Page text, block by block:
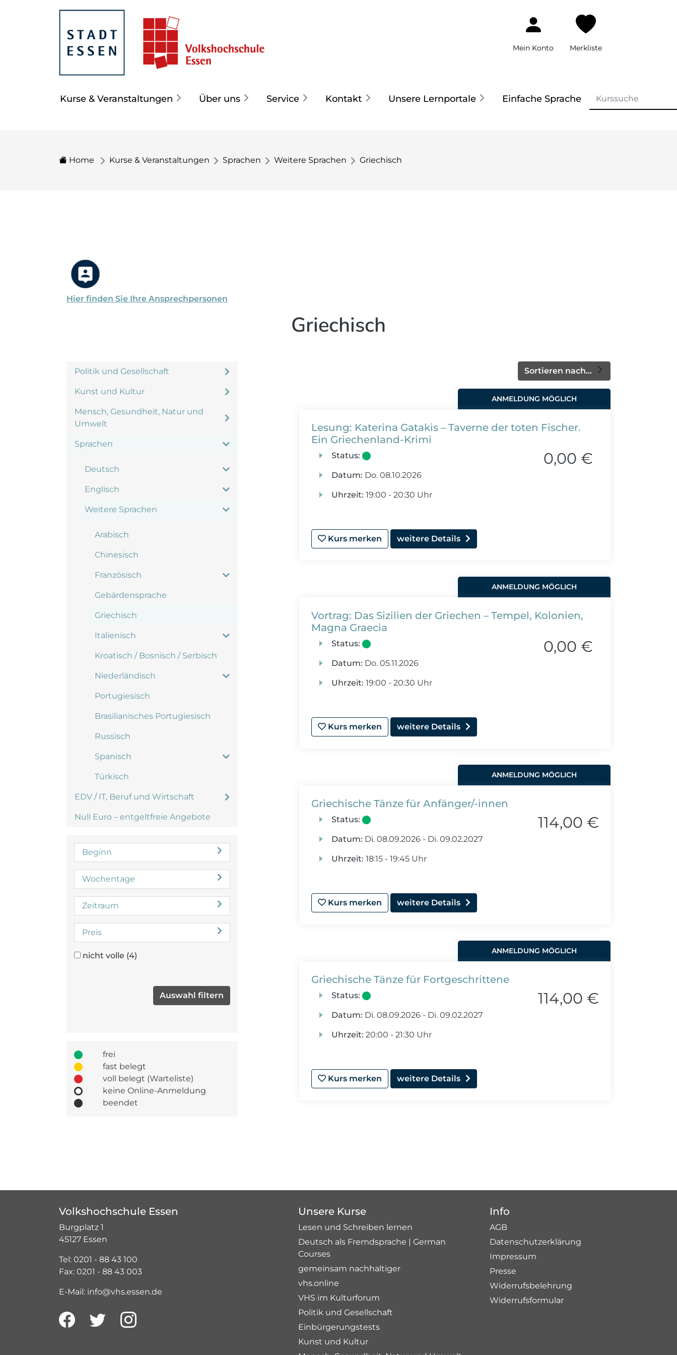
Mein Konto Merkliste
Kurse & Veranstaltungen Über uns Service Kontakt Unsere Lernportale Einfache Sprache
Home Kurse & Veranstaltungen Sprachen Weitere Sprachen Griechisch
Hier finden Sie Ihre Ansprechpersonen
Griechisch
Politik und Gesellschaft
Kunst und Kultur
Mensch, Gesundheit, Natur und
Umwelt
Sprachen
Deutsch
Englisch
Weitere Sprachen
Arabisch
Chinesisch
Französisch
Gebärdensprache
Griechisch
Italienisch
Kroatisch / Bosnisch / Serbisch
Niederländisch
Portugiesisch
Brasilianisches Portugiesisch
Russisch
Spanisch
Türkisch
EDV / IT, Beruf und Wirtschaft
Null Euro – entgeltfreie Angebote
Beginn
Wochentage
Zeitraum
Preis
nicht volle (4)
frei
fast belegt
voll belegt (Warteliste)
keine Online-Anmeldung
beendet
Sortieren nach...
ANMELDUNG MÖGLICH
Lesung: Katerina Gatakis – Taverne der toten Fischer.
Ein Griechenland-Krimi
Status:
Datum: Do.08.10.2026
Uhrzeit: 19:00 - 20:30 Uhr
0,00 €
Kurs merken weitere Details
ANMELDUNG MÖGLICH
Vortrag: Das Sizilien der Griechen – Tempel, Kolonien,
Magna Graecia
Status:
Datum: Do.05.11.2026
Uhrzeit: 19:00 - 20:30 Uhr
0,00 €
Kurs merken weitere Details
ANMELDUNG MÖGLICH
Griechische Tänze für Anfänger/-innen
Status:
Datum: Di.08.09.2026 - Di.09.02.2027
Uhrzeit: 18:15 - 19:45 Uhr
114,00 €
Kurs merken weitere Details
ANMELDUNG MÖGLICH
Griechische Tänze für Fortgeschrittene
Status:
Datum: Di.08.09.2026 - Di.09.02.2027
Uhrzeit: 20:00 - 21:30 Uhr
114,00 €
Kurs merken weitere Details
Volkshochschule Essen
Burgplatz 1
45127 Essen
Tel: 0201 - 88 43 100
Fax: 0201 - 88 43 003
E-Mail: info@vhs.essen.de
Unsere Kurse
Lesen und Schreiben lernen
Deutsch als Fremdsprache | German
Courses
gemeinsam nachhaltiger
vhs.online
VHS im Kulturforum
Politik und Gesellschaft
Einbürgerungstests
Kunst und Kultur
Info
AGB
Datenschutzerklärung
Impressum
Presse
Widerrufsbelehrung
Widerrufsformular